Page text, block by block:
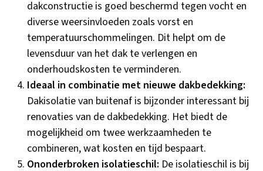
dakconstructie is goed beschermd tegen vocht en
diverse weersinvloeden zoals vorst en
temperatuurschommelingen. Dit helpt om de
levensduur van het dak te verlengen en
onderhoudskosten te verminderen.
Ideaal in combinatie met nieuwe dakbedekking:
Dakisolatie van buitenaf is bijzonder interessant bij
renovaties van de dakbedekking. Het biedt de
mogelijkheid om twee werkzaamheden te
combineren, wat kosten en tijd bespaart.
Ononderbroken isolatieschil: De isolatieschil is bij